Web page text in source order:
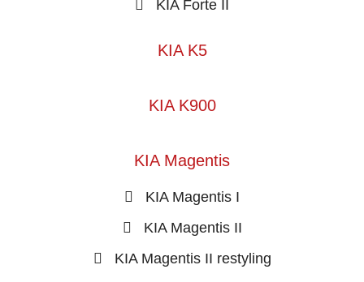
KIA Forte II
KIA K5
KIA K900
KIA Magentis
KIA Magentis I
KIA Magentis II
KIA Magentis II restyling